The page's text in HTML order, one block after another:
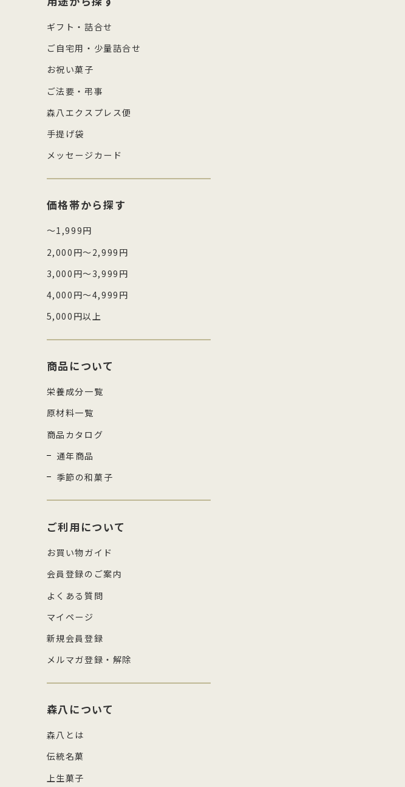
ギフト・詰合せ
ご自宅用・少量詰合せ
お祝い菓子
ご法要・弔事
森八エクスプレス便
手提げ袋
メッセージカード
価格帯から探す
～1,999円
2,000円～2,999円
3,000円～3,999円
4,000円～4,999円
5,000円以上
商品について
栄養成分一覧
原材料一覧
商品カタログ
通年商品
季節の和菓子
ご利用について
お買い物ガイド
会員登録のご案内
よくある質問
マイページ
新規会員登録
メルマガ登録・解除
森八について
森八とは
伝統名菓
上生菓子